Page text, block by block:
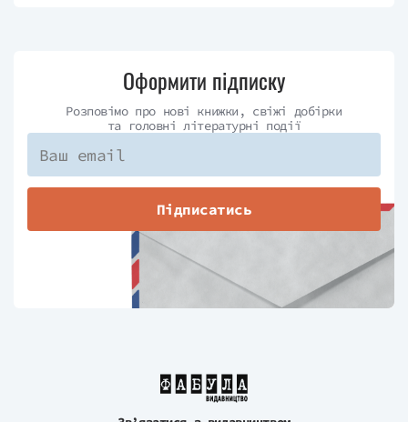
Оформити підписку
Розповімо про нові книжки, свіжі добірки
та головні літературні події
Підписатись